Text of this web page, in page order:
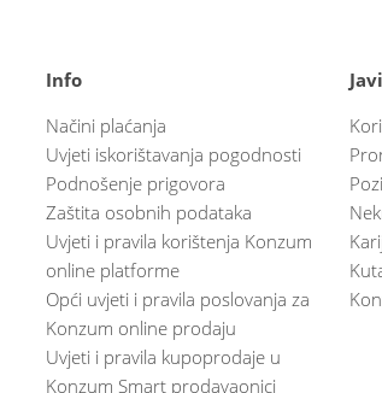
Info
Načini plaćanja
Uvjeti iskorištavanja pogodnosti
Podnošenje prigovora
Zaštita osobnih podataka
Uvjeti i pravila korištenja Konzum
online platforme
Opći uvjeti i pravila poslovanja za
Konzum online prodaju
Uvjeti i pravila kupoprodaje u
Konzum Smart prodavaonici